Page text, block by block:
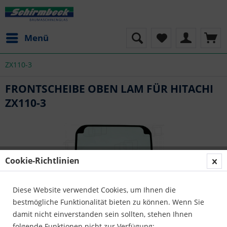
Menü
ZX110-3
FRONTSCHEIBE OBEN LAM FÜR HITACHI
ZX110-3
Cookie-Richtlinien
Diese Website verwendet Cookies, um Ihnen die
bestmögliche Funktionalität bieten zu können. Wenn Sie
damit nicht einverstanden sein sollten, stehen Ihnen